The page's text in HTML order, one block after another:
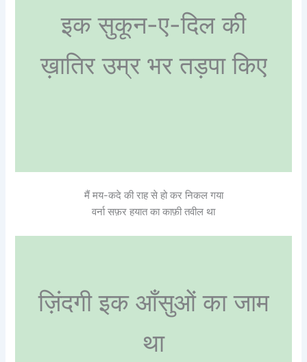
इक सुकून-ए-दिल की
ख़ातिर उम्र भर तड़पा किए
मैं मय-कदे की राह से हो कर निकल गया
वर्ना सफ़र हयात का काफ़ी तवील था
ज़िंदगी इक आँसुओं का जाम
था